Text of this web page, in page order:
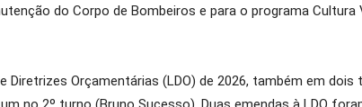
do Corpo de Bombeiros e para o programa Cultura
Orçamentárias (LDO) de 2026, também em dois